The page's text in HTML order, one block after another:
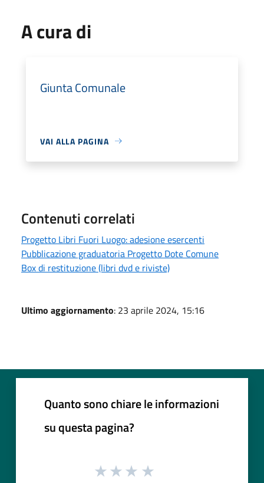
A cura di
Giunta Comunale
VAI ALLA PAGINA
Contenuti correlati
Progetto Libri Fuori Luogo: adesione esercenti
Pubblicazione graduatoria Progetto Dote Comune
Box di restituzione (libri dvd e riviste)
Ultimo aggiornamento: 23 aprile 2024, 15:16
Quanto sono chiare le informazioni
su questa pagina?